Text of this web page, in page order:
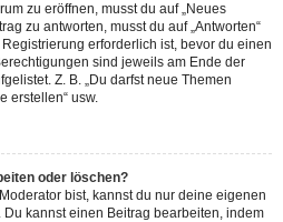
zu eröffnen, musst du auf „Neues
zu antworten, musst du auf „Antworten“
erforderlich ist, bevor du einen
sind jeweils am Ende der
Z. B. „Du darfst neue Themen
erstellen“ usw.
oder löschen?
bist, kannst du nur deine eigenen
kannst einen Beitrag bearbeiten, indem